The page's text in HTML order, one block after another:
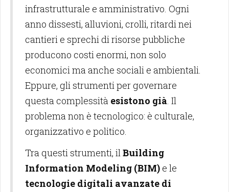
infrastrutturale e amministrativo. Ogni
anno dissesti, alluvioni, crolli, ritardi nei
cantieri e sprechi di risorse pubbliche
producono costi enormi, non solo
economici ma anche sociali e ambientali.
Eppure, gli strumenti per governare
questa complessità esistono già. Il
problema non è tecnologico: è culturale,
organizzativo e politico.
Tra questi strumenti, ilBuilding
Information Modeling (BIM)e le
tecnologie digitali avanzate di